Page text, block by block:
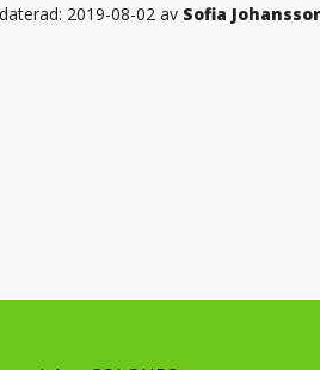
2019-08-02 av Sofia